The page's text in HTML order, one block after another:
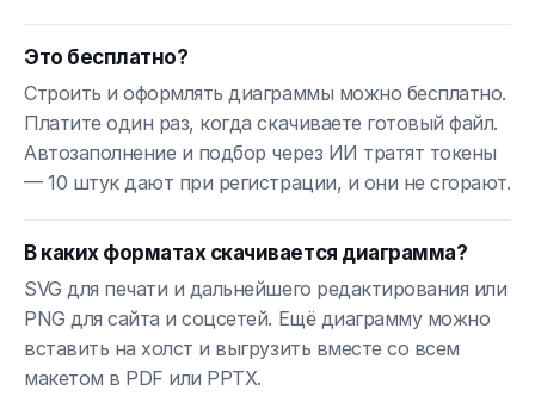
Это бесплатно?
Строить и оформлять диаграммы можно бесплатно.
Платите один раз, когда скачиваете готовый файл.
Автозаполнение и подбор через ИИ тратят токены
— 10 штук дают при регистрации, и они не сгорают.
В каких форматах скачивается диаграмма?
SVG для печати и дальнейшего редактирования или
PNG для сайта и соцсетей. Ещё диаграмму можно
вставить на холст и выгрузить вместе со всем
макетом в PDF или PPTX.